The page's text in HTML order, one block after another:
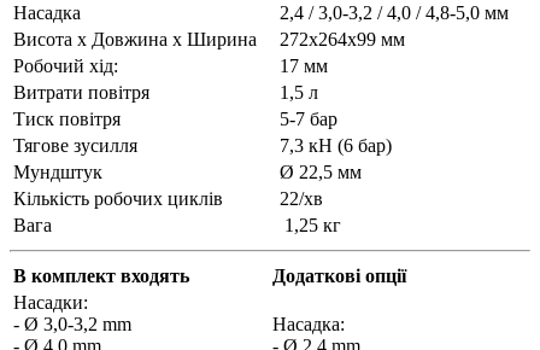
Насадка
2,4 / 3,0-3,2 / 4,0 / 4,8-5,0 мм
Висота х Довжина x Ширина
272х264х99 мм
Робочий хід:
17 мм
Витрати повітря
1,5 л
Тиск повітря
5-7 бар
Тягове зусилля
7,3 кН (6 бар)
Мундштук
Ø 22,5 мм
Кількість робочих циклів
22/хв
Вага
1,25 кг
В комплект входять
Додаткові опції
Насадки:
- Ø 3,0-3,2 mm
- Ø 4,0 mm
Насадка:
- Ø 2,4 mm